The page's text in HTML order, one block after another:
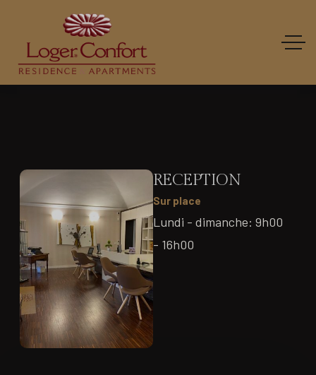
RECEPTION
Sur place
Lundi - dimanche: 9h00
- 16h00